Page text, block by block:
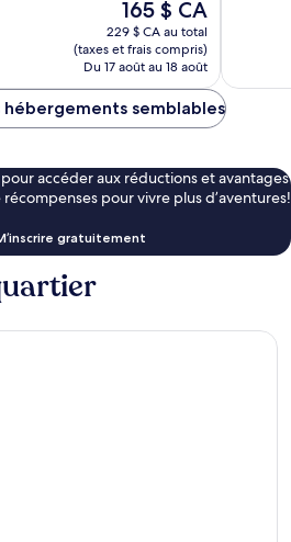
Le
prix
est
de
165 $ CA
165 $ CA
229 $ CA au total
(taxes et frais compris)
Du 17 août au 18 août
hébergements semblables
accéder aux réductions et avantages
pour vivre plus d’aventures!
gratuitement